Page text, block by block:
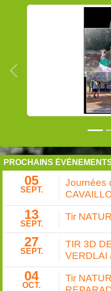
Précedent
PROCHAINS
05
SEPT.
Journées
13
SEPT.
Tir
27
SEPT.
TIR 3D
VERDLAI
04
OCT.
Tir